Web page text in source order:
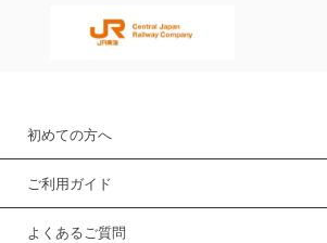
初めての方へ
ご利用ガイド
よくあるご質問